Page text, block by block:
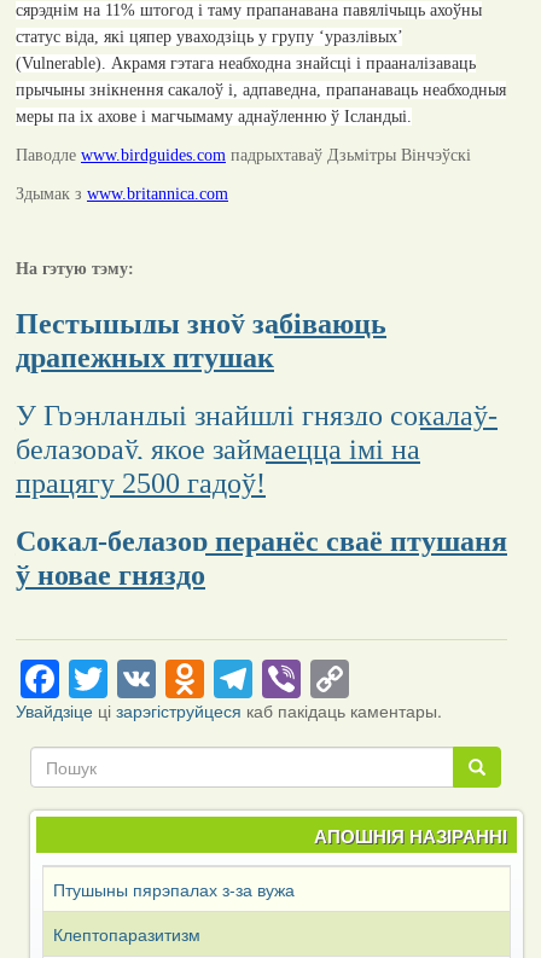
сярэднім на 11% штогод і таму прапанавана павялічыць ахоўны
статус віда, які цяпер уваходзіць у групу ‘уразлівых’
(Vulnerable). Акрамя гэтага неабходна знайсці і прааналізаваць
прычыны знікнення cакалоў і, адпаведна, прапанаваць неабходныя
меры па іх ахове і магчымаму аднаўленню ў Ісландыі.
Паводле www.birdguides.com падрыхтаваў Дзьмітры Вінчэўскі
Здымак з www.britannica.com
На гэтую тэму:
Пестыцыды зноў забіваюць
драпежных птушак
У Грэнландыі знайшлі гняздо сокалаў-
белазораў, якое займаецца імі на
працягу 2500 гадоў!
Сокал-белазор перанёс сваё птушаня
ў новае гняздо
Facebook
Twitter
VKOdnoklassniki
Telegram
ViberCopy
Link
Увайдзіцеці зарэгіструйцеся каб пакідаць каментары.
Пошук
Пошук
АПОШНІЯ НАЗІРАННІ
Птушыны пярэпалах з-за вужа
Клептопаразитизм